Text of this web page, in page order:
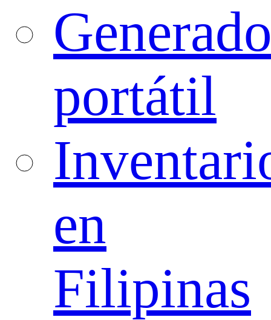
portátil
en
Filipinas